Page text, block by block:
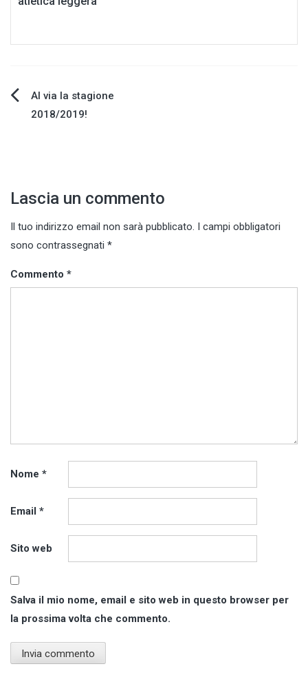
Navigazione
Al via la stagione
2018/2019!
Lascia un commento
Il tuo indirizzo email non sarà pubblicato. I campi obbligatori
sono contrassegnati *
Commento *
Nome *
Email *
Sito web
Salva il mio nome, email e sito web in questo browser per
la prossima volta che commento.